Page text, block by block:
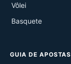
Vôlei
Basquete
GUIA DE APOSTAS